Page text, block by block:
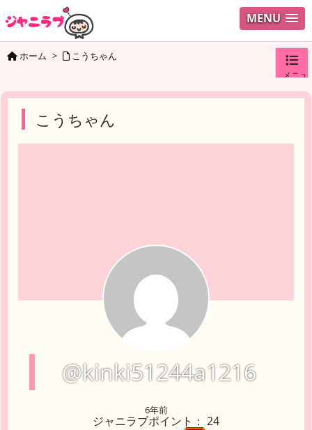
MENU
メニュ
ホーム > こうちゃん
こうちゃん
@kinki51244a1216
6年前
ジャニラブポイント： 24